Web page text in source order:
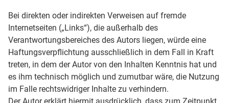
Bei direkten oder indirekten Verweisen auf fremde
Internetseiten („Links“), die außerhalb des
Verantwortungsbereiches des Autors liegen, würde eine
Haftungsverpflichtung ausschließlich in dem Fall in Kraft
treten, in dem der Autor von den Inhalten Kenntnis hat und
es ihm technisch möglich und zumutbar wäre, die Nutzung
im Falle rechtswidriger Inhalte zu verhindern.